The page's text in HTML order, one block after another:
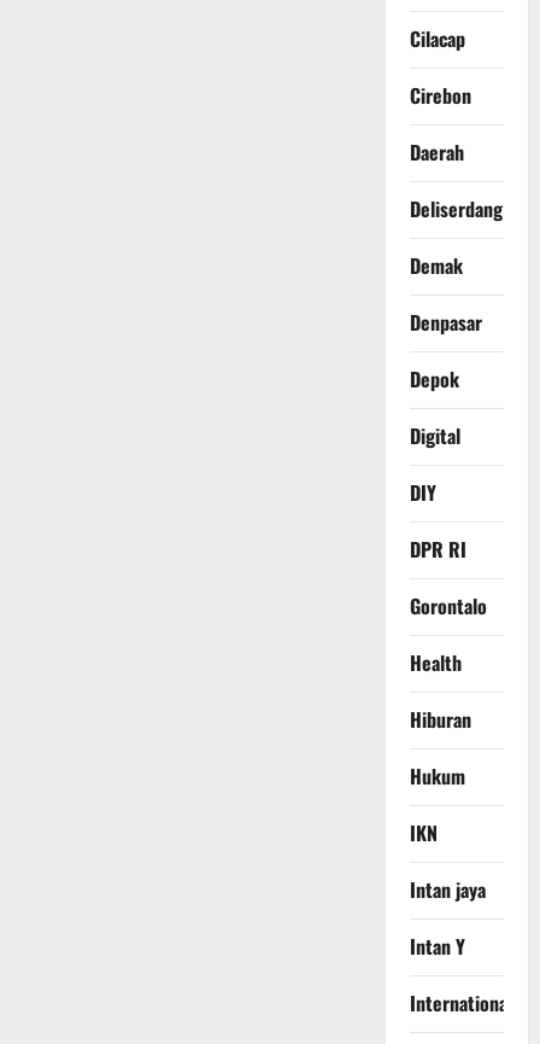
Cilacap
Cirebon
Daerah
Deliserdang
Demak
Denpasar
Depok
Digital
DIY
DPR RI
Gorontalo
Health
Hiburan
Hukum
IKN
Intan jaya
Intan Y
International